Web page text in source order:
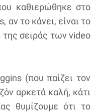
καθιερώθηκε στο
το κάνει, είναι το
σειράς των video
(που παίζει τον
αρκετά καλή, κάτι
θυμίζουμε ότι το